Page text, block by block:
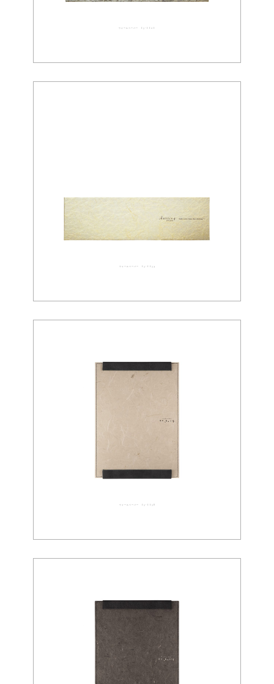
ウォールペーパー 03-0040
ウォールペーパー 03-0039
ウォールペーパー 03-0038